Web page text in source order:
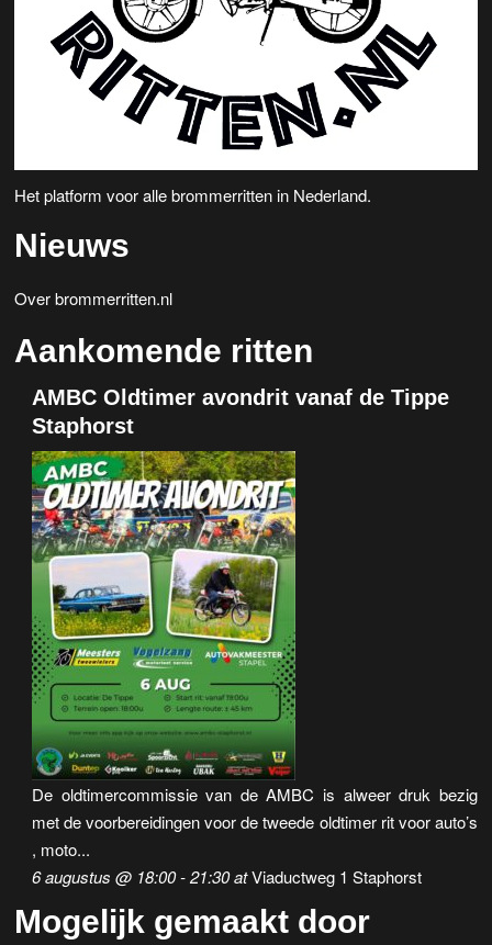
Het platform voor alle brommerritten in Nederland.
Nieuws
Over brommerritten.nl
Aankomende ritten
AMBC Oldtimer avondrit vanaf de Tippe
Staphorst
De oldtimercommissie van de AMBC is alweer druk bezig
met de voorbereidingen voor de tweede oldtimer rit voor auto’s
, moto...
6 augustus @ 18:00-21:30atViaductweg 1 Staphorst
Mogelijk gemaakt door